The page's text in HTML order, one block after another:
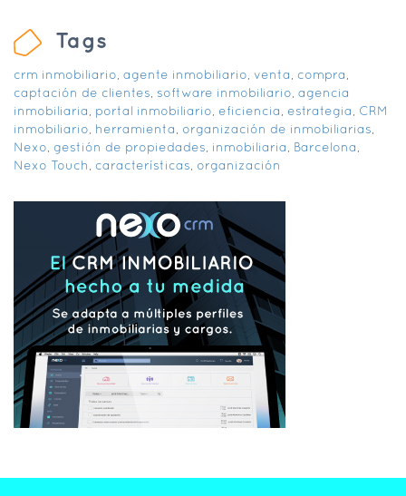
Tags
crm inmobiliario agente inmobiliario venta compra
captación de clientes software inmobiliario agencia
inmobiliaria
portal inmobiliario eficiencia estrategia
CRM
inmobiliario herramienta organización de inmobiliarias
Nexo gestión de propiedades inmobiliaria Barcelona
Nexo Touch características organización